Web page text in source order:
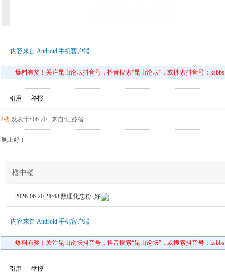
内容来自 Android 手机客户端
爆料有奖！关注昆山论坛抖音号，抖音搜索“昆山论坛”，或搜索抖音号：ksbbs
引用 举报
4楼 发表于: 06-20 , 来自:江苏省
晚上好！
楼中楼
2026-06-20 21:48 数理化忠粉: 好
内容来自 Android 手机客户端
爆料有奖！关注昆山论坛抖音号，抖音搜索“昆山论坛”，或搜索抖音号：ksbbs
引用 举报